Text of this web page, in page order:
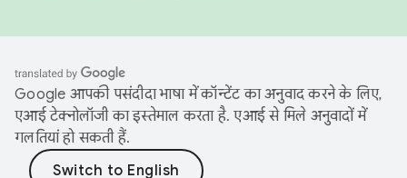
Google आपकी पसंदीदा भाषा में कॉन्टेंट का अनुवाद करने के लिए,
एआई टेक्नोलॉजी का इस्तेमाल करता है. एआई से मिले अनुवादों में
गलतियां हो सकती हैं.